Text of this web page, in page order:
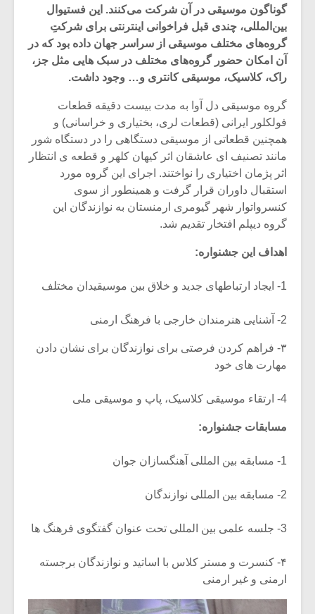
گوناگون موسیقی در آن شرکت می‌کنند. این فستیوال
بین‌‌المللی، چندی قبل فراخوانی اینترنتی برای شرکتِ
گروه‌های مختلف موسیقی از سراسر جهان داده بود که در
آن امکان حضور گروه‌های مختلف در سبک هایی مثل جز،
راک، کلاسیک، موسیقی کانتری و… وجود داشت.
گروه موسیقی دل آوا به مدت بیست دقیقه قطعات
فولکلور ایرانی (قطعات لری، بختیاری و خراسانی) و
همچنین قطعاتی از موسیقی دستگاهی را در دستگاه شور
مانند تصنیف ای عاشقان اثر کیهان کلهر و قطعه ی انتظار
اثر پژمان اختیاری را نواختند. اجرای این گروه مورد
استقبال داوران قرار گرفت و همینطور از سوی
کنسرواتوار شهر گیومری ارمنستان به نوازندگان این
گروه دیپلم افتخار تقدیم شد.
اهداف این جشنواره:
1- ایجاد ارتباطهای جدید و خلاق بین موسیقیدان مختلف
2- آشنایی هنرمندان خارجی با فرهنگ ارمنی
۳- فراهم کردن فرصتی برای نوازندگان برای نشان دادن
مهارت های خود
4- ارتقاء موسیقی کلاسیک، پاپ و موسیقی ملی
مسابقات جشنواره:
1- مسابقه بین المللی آهنگسازان جوان
2- مسابقه بین المللی نوازندگان
3- جلسه علمی بین المللی تحت عنوان گفتگوی فرهنگ ها
۴- کنسرت و مستر کلاس با اساتید و نوازندگان برجسته
ارمنی و غیر ارمنی
میکلوش روژا
یادداشتی بر موسیقی
متن فیلم «متری
شیش و نیم»
اگر نمی توانی
مشهورترین باشی،
بدنام ترین باش
برگزار